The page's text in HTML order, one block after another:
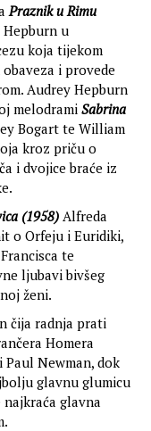
Praznik u Rimu
Hepburn u
koja tijekom
i provede
Audrey Hepburn
melodramiSabrina
Bogart te William
kroz priču o
i dvojice braće iz
(1958) Alfreda
o Orfeju i Euridiki,
te
ljubavi bivšeg
ženi.
čija radnja prati
Homera
Newman, dok
glavnu glumicu
glavna